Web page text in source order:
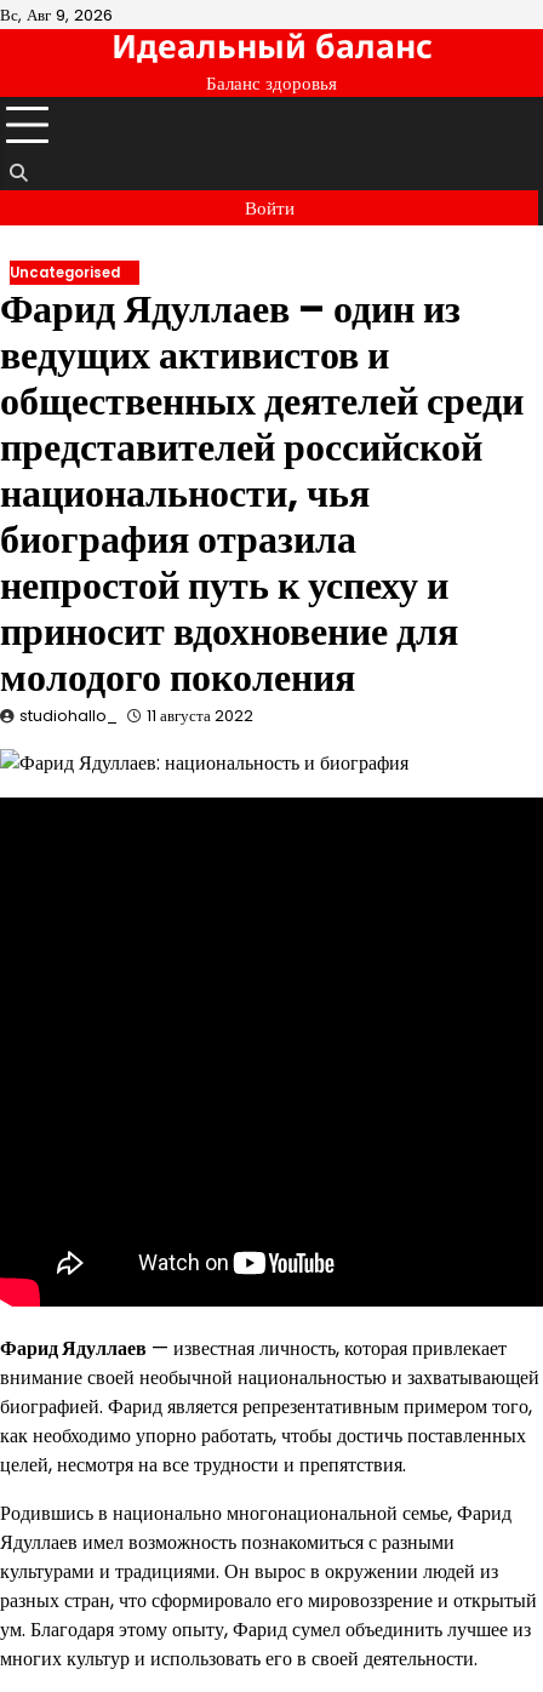
Перейти
Вс, Авг 9, 2026
Идеальный баланс
Баланс здоровья
Войти
Uncategorised
Фарид Ядуллаев – один из
ведущих активистов и
общественных деятелей среди
представителей российской
национальности, чья
биография отразила
непростой путь к успеху и
приносит вдохновение для
молодого поколения
studiohallo_ 11 августа 2022
Фарид Ядуллаев — известная личность, которая привлекает
внимание своей необычной национальностью и захватывающей
биографией. Фарид является репрезентативным примером того,
как необходимо упорно работать, чтобы достичь поставленных
целей, несмотря на все трудности и препятствия.
Родившись в национально многонациональной семье, Фарид
Ядуллаев имел возможность познакомиться с разными
культурами и традициями. Он вырос в окружении людей из
разных стран, что сформировало его мировоззрение и открытый
ум. Благодаря этому опыту, Фарид сумел объединить лучшее из
многих культур и использовать его в своей деятельности.